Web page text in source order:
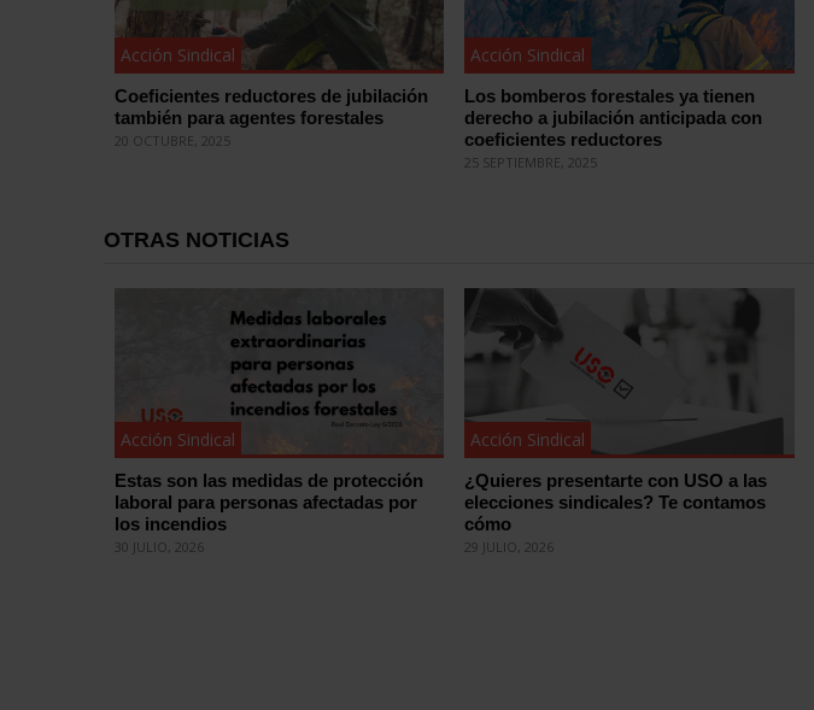
Acción Sindical
Coeficientes reductores de jubilación
también para agentes forestales
20 OCTUBRE, 2025
Acción Sindical
Los bomberos forestales ya tienen
derecho a jubilación anticipada con
coeficientes reductores
25 SEPTIEMBRE, 2025
OTRAS NOTICIAS
Acción Sindical
Estas son las medidas de protección
laboral para personas afectadas por
los incendios
30 JULIO, 2026
Acción Sindical
¿Quieres presentarte con USO a las
elecciones sindicales? Te contamos
cómo
29 JULIO, 2026